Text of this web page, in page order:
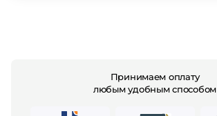
Принимаем оплату
любым удобным способом